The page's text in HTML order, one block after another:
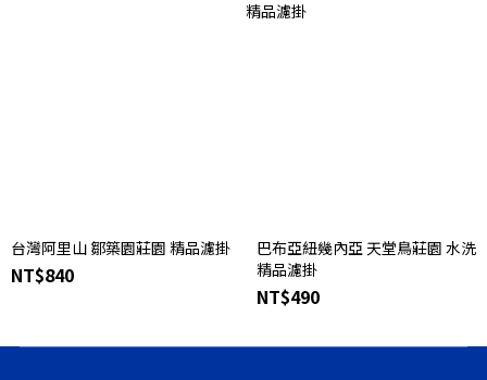
台灣阿里山 鄒築園莊園 精品濾掛
NT$840
巴布亞紐幾內亞 天堂鳥莊園 水洗
精品濾掛
NT$490